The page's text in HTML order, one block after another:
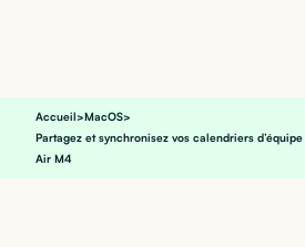
Accueil>MacOS>
Partagez et synchronisez vos calendriers
Air M4